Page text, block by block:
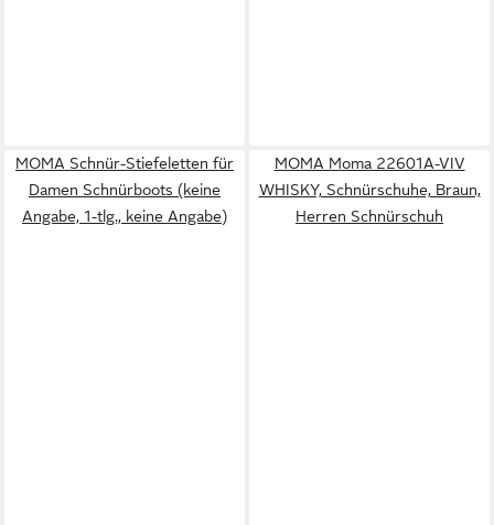
MOMA Schnür-Stiefeletten für
Damen Schnürboots (keine
Angabe, 1-tlg., keine Angabe)
MOMA Moma 22601A-VIV
WHISKY, Schnürschuhe, Braun,
Herren Schnürschuh